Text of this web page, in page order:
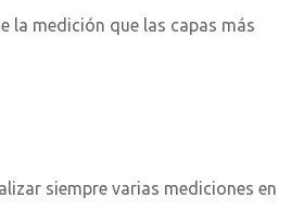
la medición que las capas más
siempre varias mediciones en